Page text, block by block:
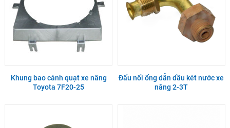
Khung bao cánh quạt xe nâng
Toyota 7F20-25
Đấu nối ống dẫn dầu két nước xe
nâng 2-3T